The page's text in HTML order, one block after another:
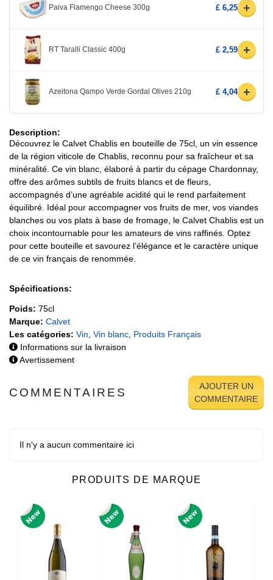
Paiva Flamengo Cheese 300g £ 6,25 +
RT Taralli Classic 400g £ 2,59 +
Azeitona Qampo Verde Gordal Olives 210g £ 4,04 +
Description:
Découvrez le Calvet Chablis en bouteille de 75cl, un vin essence
de la région viticole de Chablis, reconnu pour sa fraîcheur et sa
minéralité. Ce vin blanc, élaboré à partir du cépage Chardonnay,
offre des arômes subtils de fruits blancs et de fleurs,
accompagnés d’une agréable acidité qui le rend parfaitement
équilibré. Idéal pour accompagner vos fruits de mer, vos viandes
blanches ou vos plats à base de fromage, le Calvet Chablis est un
choix incontournable pour les amateurs de vins raffinés. Optez
pour cette bouteille et savourez l’élégance et le caractère unique
de ce vin français de renommée.
Spécifications:
Poids: 75cl
Marque: Calvet
Les catégories: Vin Vin blanc Produits Français
Informations sur la livraison
Avertissement
COMMENTAIRES
AJOUTER UN
COMMENTAIRE
Il n'y a aucun commentaire ici
PRODUITS DE MARQUE